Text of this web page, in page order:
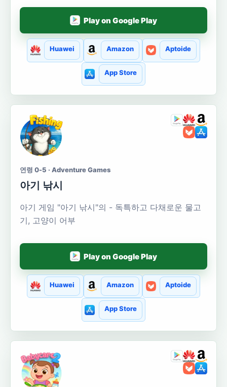
Play on Google Play
Huawei Amazon Aptoide
App Store
연령 0-5 · Adventure Games
아기 낚시
아기 게임 "아기 낚시"의 - 독특하고 다채로운 물고
기, 고양이 어부
Play on Google Play
Huawei Amazon Aptoide
App Store